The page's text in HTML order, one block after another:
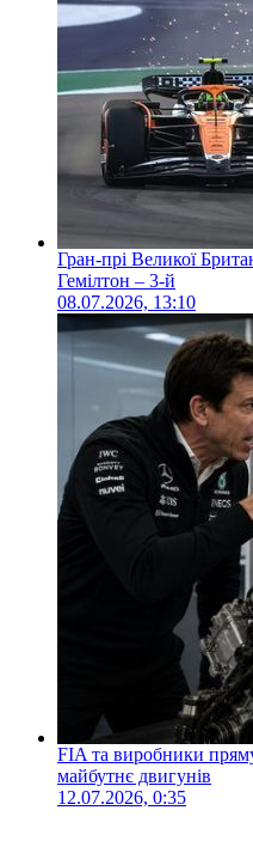
Гран-прі Великої
Гемілтон – 3-й
08.07.2026, 13:10
FIA та виробники
майбутнє двигунів
12.07.2026, 0:35